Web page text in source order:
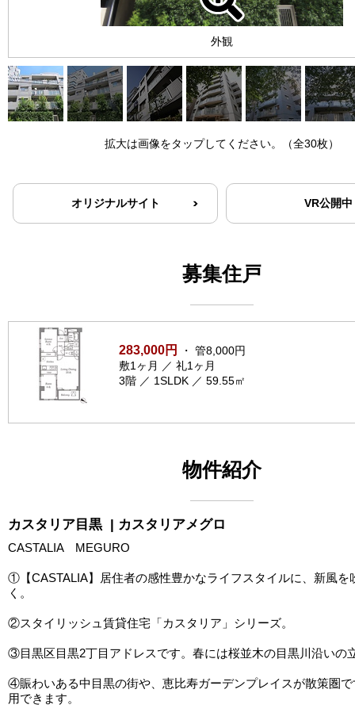
外観
拡大は画像をタップしてください。（全30枚）
オリジナルサイト VR公開中
募集住戸
283,000円
・ 管8,000円
敷1ヶ月 ／ 礼1ヶ月
3階 ／ 1SLDK ／ 59.55㎡
物件紹介
カスタリア目黒 | カスタリアメグロ
CASTALIA MEGURO
①【CASTALIA】居住者の感性豊かなライフスタイルに、新風を
く。
②スタイリッシュ賃貸住宅「カスタリア」シリーズ。
③目黒区目黒2丁目アドレスです。春には桜並木の目黒川沿いの
④賑わいある中目黒の街や、恵比寿ガーデンプレイスが散策圏
用できます。